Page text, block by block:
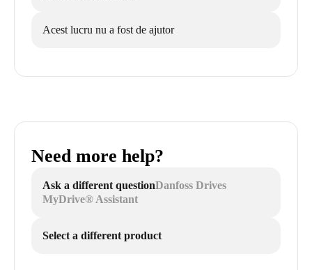
Acest lucru nu a fost de ajutor
Need more help?
Ask a different questionDanfoss Drives
MyDrive® Assistant
Select a different product